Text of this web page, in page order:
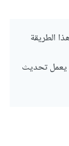
الطريقة
يعمل تحديث